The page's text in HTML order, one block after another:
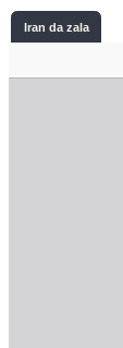
Iran da zala